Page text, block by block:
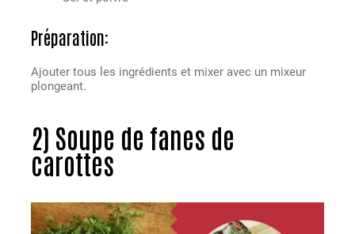
Préparation:
Ajouter tous les ingrédients et mixer avec un mixeur
plongeant.
2) Soupe de fanes de
carottes